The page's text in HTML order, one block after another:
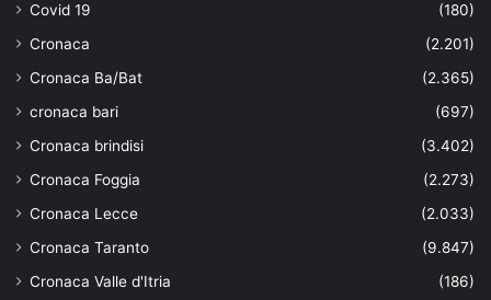
Covid 19
(180)
Cronaca
(2.201)
Cronaca Ba/Bat
(2.365)
cronaca bari
(697)
Cronaca brindisi
(3.402)
Cronaca Foggia
(2.273)
Cronaca Lecce
(2.033)
Cronaca Taranto
(9.847)
Cronaca Valle d'Itria
(186)